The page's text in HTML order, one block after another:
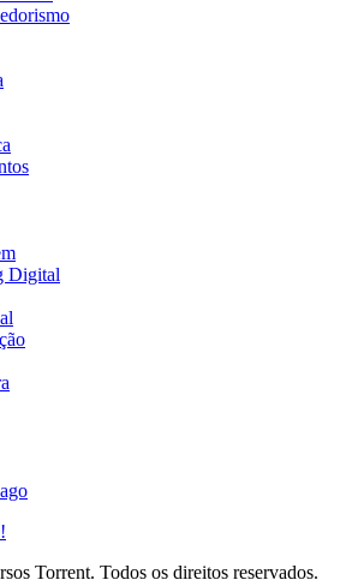
Digital
Torrent. Todos os direitos reservados.